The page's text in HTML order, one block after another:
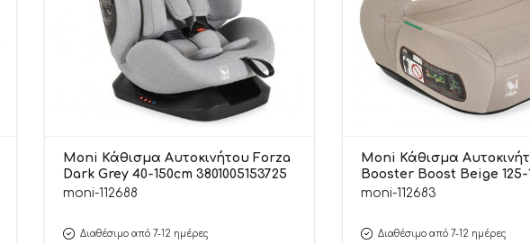
Moni Κάθισμα Αυτοκινήτου Forza
Dark Grey 40-150cm 3801005153725
moni-112688
Διαθέσιμο από 7-12 ημέρες
Moni Κάθισμα
Booster Boost Beige 125-
3801005153749
moni-112683
Διαθέσιμο από 7-12 ημέρες